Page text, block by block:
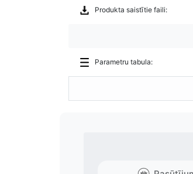
Produkta saistītie faili:
Parametru tabula: